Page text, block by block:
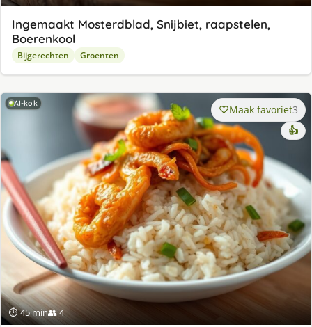
Ingemaakt Mosterdblad, Snijbiet, raapstelen,
Boerenkool
Bijgerechten Groenten
AI-kok
⏱ 45 min👥 4
Maak favoriet3
👍